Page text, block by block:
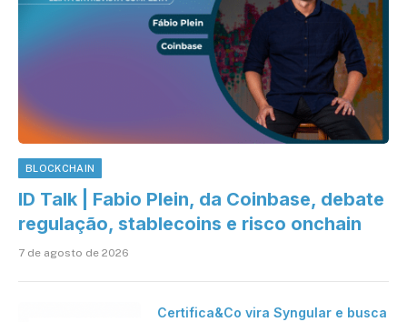
BLOCKCHAIN
ID Talk | Fabio Plein, da Coinbase, debate
regulação, stablecoins e risco onchain
7 de agosto de 2026
Certifica&Co vira Syngular e busca